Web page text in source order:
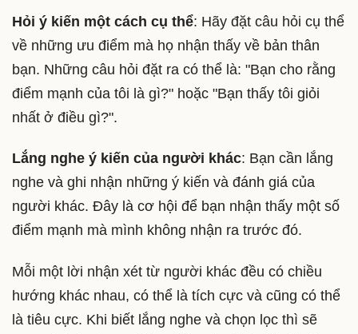
Hỏi ý kiến một cách cụ thể: Hãy đặt câu hỏi cụ thể
về những ưu điểm mà họ nhận thấy về bản thân
bạn. Những câu hỏi đặt ra có thể là: "Bạn cho rằng
điểm mạnh của tôi là gì?" hoặc "Bạn thấy tôi giỏi
nhất ở điều gì?".
Lắng nghe ý kiến của người khác: Bạn cần lắng
nghe và ghi nhận những ý kiến và đánh giá của
người khác. Đây là cơ hội để bạn nhận thấy một số
điểm mạnh mà mình không nhận ra trước đó.
Mỗi một lời nhận xét từ người khác đều có chiều
hướng khác nhau, có thể là tích cực và cũng có thể
là tiêu cực. Khi biết lắng nghe và chọn lọc thì sẽ